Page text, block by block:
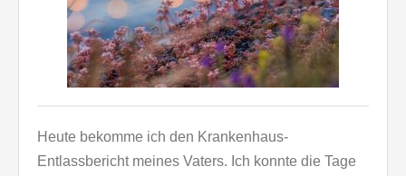
Heute bekomme ich den Krankenhaus-
Entlassbericht meines Vaters. Ich konnte die Tage